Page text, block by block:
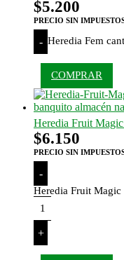
$5.200
PRECIO SIN
- Heredia Fem
COMPRAR
Heredia Fruit
$6.150
PRECIO SIN
-
Heredia Fruit Magic
+